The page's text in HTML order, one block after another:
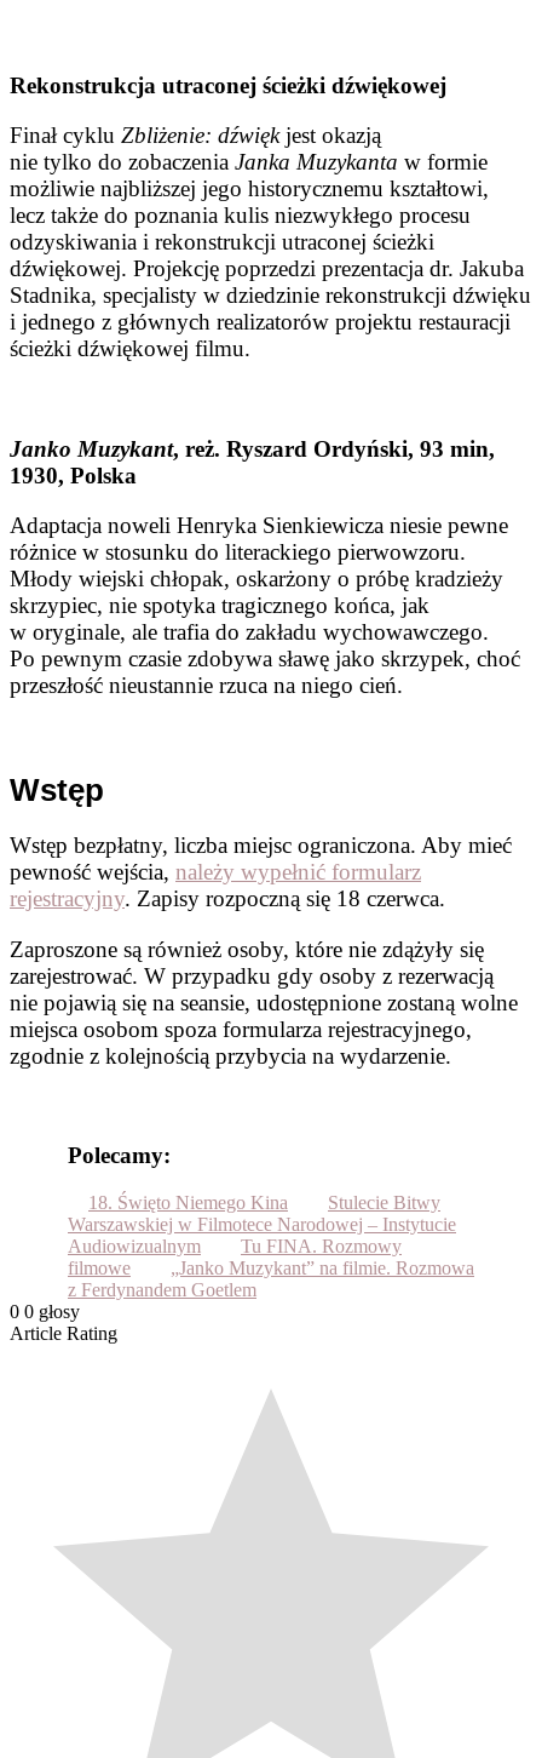
Rekonstrukcja utraconej ścieżki dźwiękowej
Finał cyklu Zbliżenie: dźwiękjest okazją
nie tylko do zobaczenia Janka Muzykanta w formie
możliwie najbliższej jego historycznemu kształtowi,
lecz także do poznania kulis niezwykłego procesu
odzyskiwania i rekonstrukcji utraconej ścieżki
dźwiękowej. Projekcję poprzedzi prezentacja dr. Jakuba
Stadnika, specjalisty w dziedzinie rekonstrukcji dźwięku
i jednego z głównych realizatorów projektu restauracji
ścieżki dźwiękowej filmu.
Janko Muzykant, reż. Ryszard Ordyński, 93 min,
1930, Polska
Adaptacja noweli Henryka Sienkiewicza niesie pewne
różnice w stosunku do literackiego pierwowzoru.
Młody wiejski chłopak, oskarżony o próbę kradzieży
skrzypiec, nie spotyka tragicznego końca, jak
w oryginale, ale trafia do zakładu wychowawczego.
Po pewnym czasie zdobywa sławę jako skrzypek, choć
przeszłość nieustannie rzuca na niego cień.
Wstęp
Wstęp bezpłatny, liczba miejsc ograniczona. Aby mieć
pewność wejścia, należy wypełnić formularz
rejestracyjny. Zapisy rozpoczną się 18 czerwca.
Zaproszone są również osoby, które nie zdążyły się
zarejestrować. W przypadku gdy osoby z rezerwacją
nie pojawią się na seansie, udostępnione zostaną wolne
miejsca osobom spoza formularza rejestracyjnego,
zgodnie z kolejnością przybycia na wydarzenie.
Polecamy:
18. Święto Niemego Kina
Stulecie Bitwy
Warszawskiej w Filmotece Narodowej – Instytucie
Audiowizualnym
Tu FINA. Rozmowy
filmowe
„Janko Muzykant” na filmie. Rozmowa
z Ferdynandem Goetlem
0 0 głosy
Article Rating